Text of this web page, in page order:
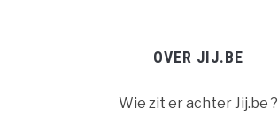
OVER JIJ.BE
Wie zit er achter Jij.be ?